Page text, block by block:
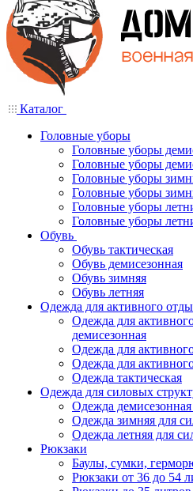
Каталог
Головные уборы
Головные уборы
Головные уборы
Головные уборы
Головные уборы
Головные уборы
Головные уборы
Обувь
Обувь тактическая
Обувь демисезонная
Обувь зимняя
Обувь летняя
Одежда для активного
Одежда для
демисезонная
Одежда для
Одежда для
Одежда тактическая
Одежда для силовых
Одежда
Одежда зимняя для
Одежда летняя для
Рюкзаки
Баулы, сумки,
Рюкзаки от 36 до 54